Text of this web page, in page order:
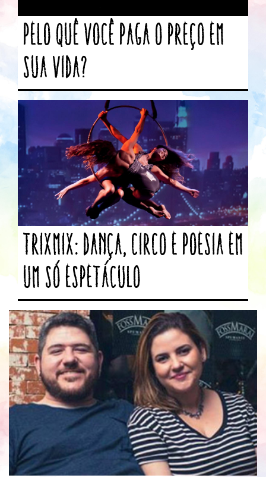
Pelo quê você paga o preço em
sua vida?
Trixmix: Dança, circo e poesia em
um só espetáculo